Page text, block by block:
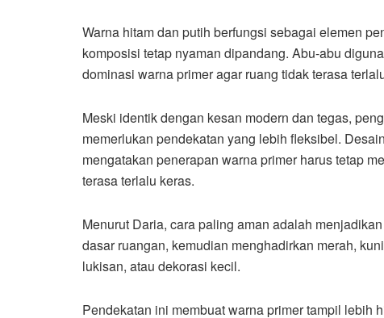
Warna hitam dan putih berfungsi sebagai elemen
komposisi tetap nyaman dipandang. Abu-abu
dominasi warna primer agar ruang tidak terasa
Meski identik dengan kesan modern dan tegas,
memerlukan pendekatan yang lebih fleksibel.
mengatakan penerapan warna primer harus tetap
terasa terlalu keras.
Menurut Daria, cara paling aman adalah
dasar ruangan, kemudian menghadirkan merah,
lukisan, atau dekorasi kecil.
Pendekatan ini membuat warna primer tampil lebih